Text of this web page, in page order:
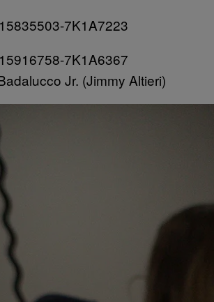
Jr. (Jimmy Altieri)